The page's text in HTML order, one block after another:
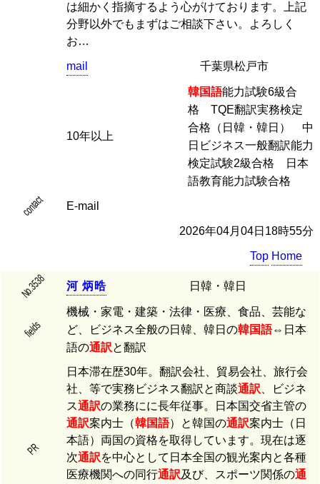
は細かく指摘するよう心がけております。上記
分野以外でもまずはご相談下さい。よろしく
お…
mail 千葉県松戸市
10年以上
韓国語能力試験6級合
格 TQE翻訳実務検定
合格（日韓・韓日） 中
日ビジネス一般翻訳能力
検定試験2級合格 日本
語教育能力試験合格
contact E-mail
2026年04月04日18時55分
Top Home
No.3538 河 炳晧 日韓・韓日
fields
機械・家電・建築・法律・医療、食品、芸能な
ど、ビジネス全般の日韓、韓日の韓国語⇔日本
語の通訳と翻訳
PR
日本滞在歴30年。翻訳会社、貿易会社、旅行会
社、等で実務ビジネス翻訳と商談通訳 、ビジネ
ス通訳の業務にに長年従事。日本国交省主管の
通訳案内士（韓国語）と韓国の通訳案内士（日
本語）両国の資格を取得しています。現在は逐
次通訳を中心として日本全国の観光案内と各種
医療機関への同行通訳及び、スポーツ関係の通